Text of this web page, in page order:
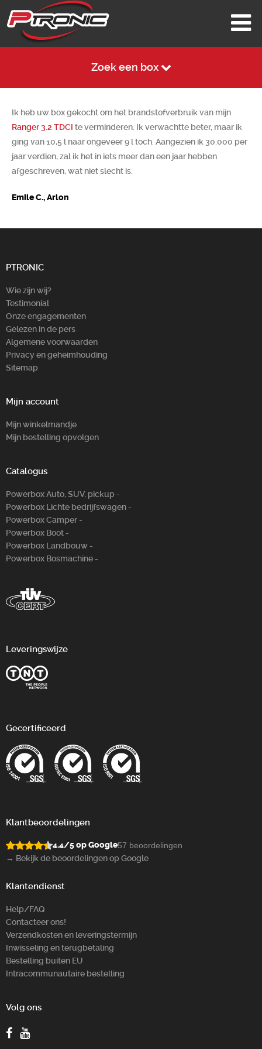
Zoek een box
Ik heb uw box gekocht om het brandstofverbruik van mijn
Ranger 3.2 TDCI te verminderen. Ik verwachtte beter, maar ik
ging van 10,5 l naar ongeveer 9 l toch. Aangezien ik 30.000 per
jaar verdien, zal ik het in iets meer dan een jaar hebben
afgeschreven, wat niet slecht is.
Emile C., Arlon
PTRONIC
Wie zijn wij?
Testimonial
Onze engagementen
Gelezen in de pers
Algemene voorwaarden
Privacy en geheimhouding
Sitemap
Mijn account
Mijn winkelmandje
Mijn bestelling opvolgen
Catalogus
Powerbox Auto, SUV, pickup -
Powerbox Lichte bedrijfswagen -
Powerbox Camper -
Powerbox Boot -
Powerbox Landbouw -
Powerbox Bosm­achine -
Leveringswijze
Gecertificeerd
Klantbeoordelingen
4.4/5 op Google57 beoordelingen
→ Bekijk de beoordelingen op Google
Klantendienst
Help/FAQ
Contacteer ons!
Verzendkosten en leveringstermijn
Inwisseling en terugbetaling
Bestelling buiten EU
Intracommunautaire bestelling
Volg ons